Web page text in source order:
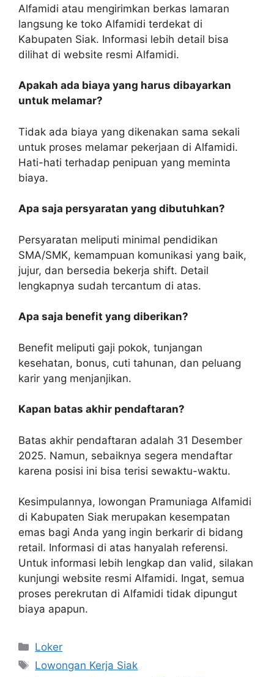
Alfamidi atau mengirimkan berkas lamaran
langsung ke toko Alfamidi terdekat di
Kabupaten Siak. Informasi lebih detail bisa
dilihat di website resmi Alfamidi.
Apakah ada biaya yang harus dibayarkan
untuk melamar?
Tidak ada biaya yang dikenakan sama sekali
untuk proses melamar pekerjaan di Alfamidi.
Hati-hati terhadap penipuan yang meminta
biaya.
Apa saja persyaratan yang dibutuhkan?
Persyaratan meliputi minimal pendidikan
SMA/SMK, kemampuan komunikasi yang baik,
jujur, dan bersedia bekerja shift. Detail
lengkapnya sudah tercantum di atas.
Apa saja benefit yang diberikan?
Benefit meliputi gaji pokok, tunjangan
kesehatan, bonus, cuti tahunan, dan peluang
karir yang menjanjikan.
Kapan batas akhir pendaftaran?
Batas akhir pendaftaran adalah 31 Desember
2025. Namun, sebaiknya segera mendaftar
karena posisi ini bisa terisi sewaktu-waktu.
Kesimpulannya, lowongan Pramuniaga Alfamidi
di Kabupaten Siak merupakan kesempatan
emas bagi Anda yang ingin berkarir di bidang
retail. Informasi di atas hanyalah referensi.
Untuk informasi lebih lengkap dan valid, silakan
kunjungi website resmi Alfamidi. Ingat, semua
proses perekrutan di Alfamidi tidak dipungut
biaya apapun.
Kategori
Loker
Tag
Lowongan Kerja Siak